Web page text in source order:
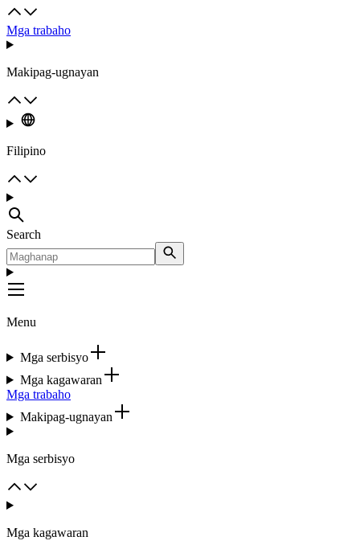
Mga trabaho
Makipag-ugnayan
Filipino
Search
Menu
Mga serbisyo
Mga kagawaran
Mga trabaho
Makipag-ugnayan
Mga serbisyo
Mga kagawaran